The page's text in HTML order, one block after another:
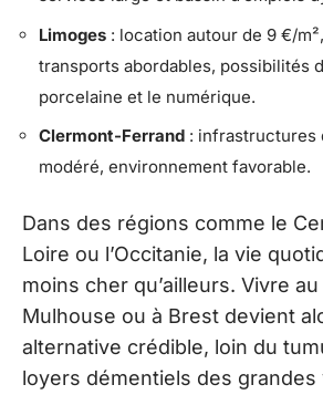
Limoges : location autour de 9 €/
transports abordables, possibilités
porcelaine et le numérique.
Clermont-Ferrand : infrastructures
modéré, environnement favorable.
Dans des régions comme le
Loire ou l’Occitanie, la vie
moins cher qu’ailleurs. Vivre
Mulhouse ou à Brest devient
alternative crédible, loin du
loyers démentiels des grandes